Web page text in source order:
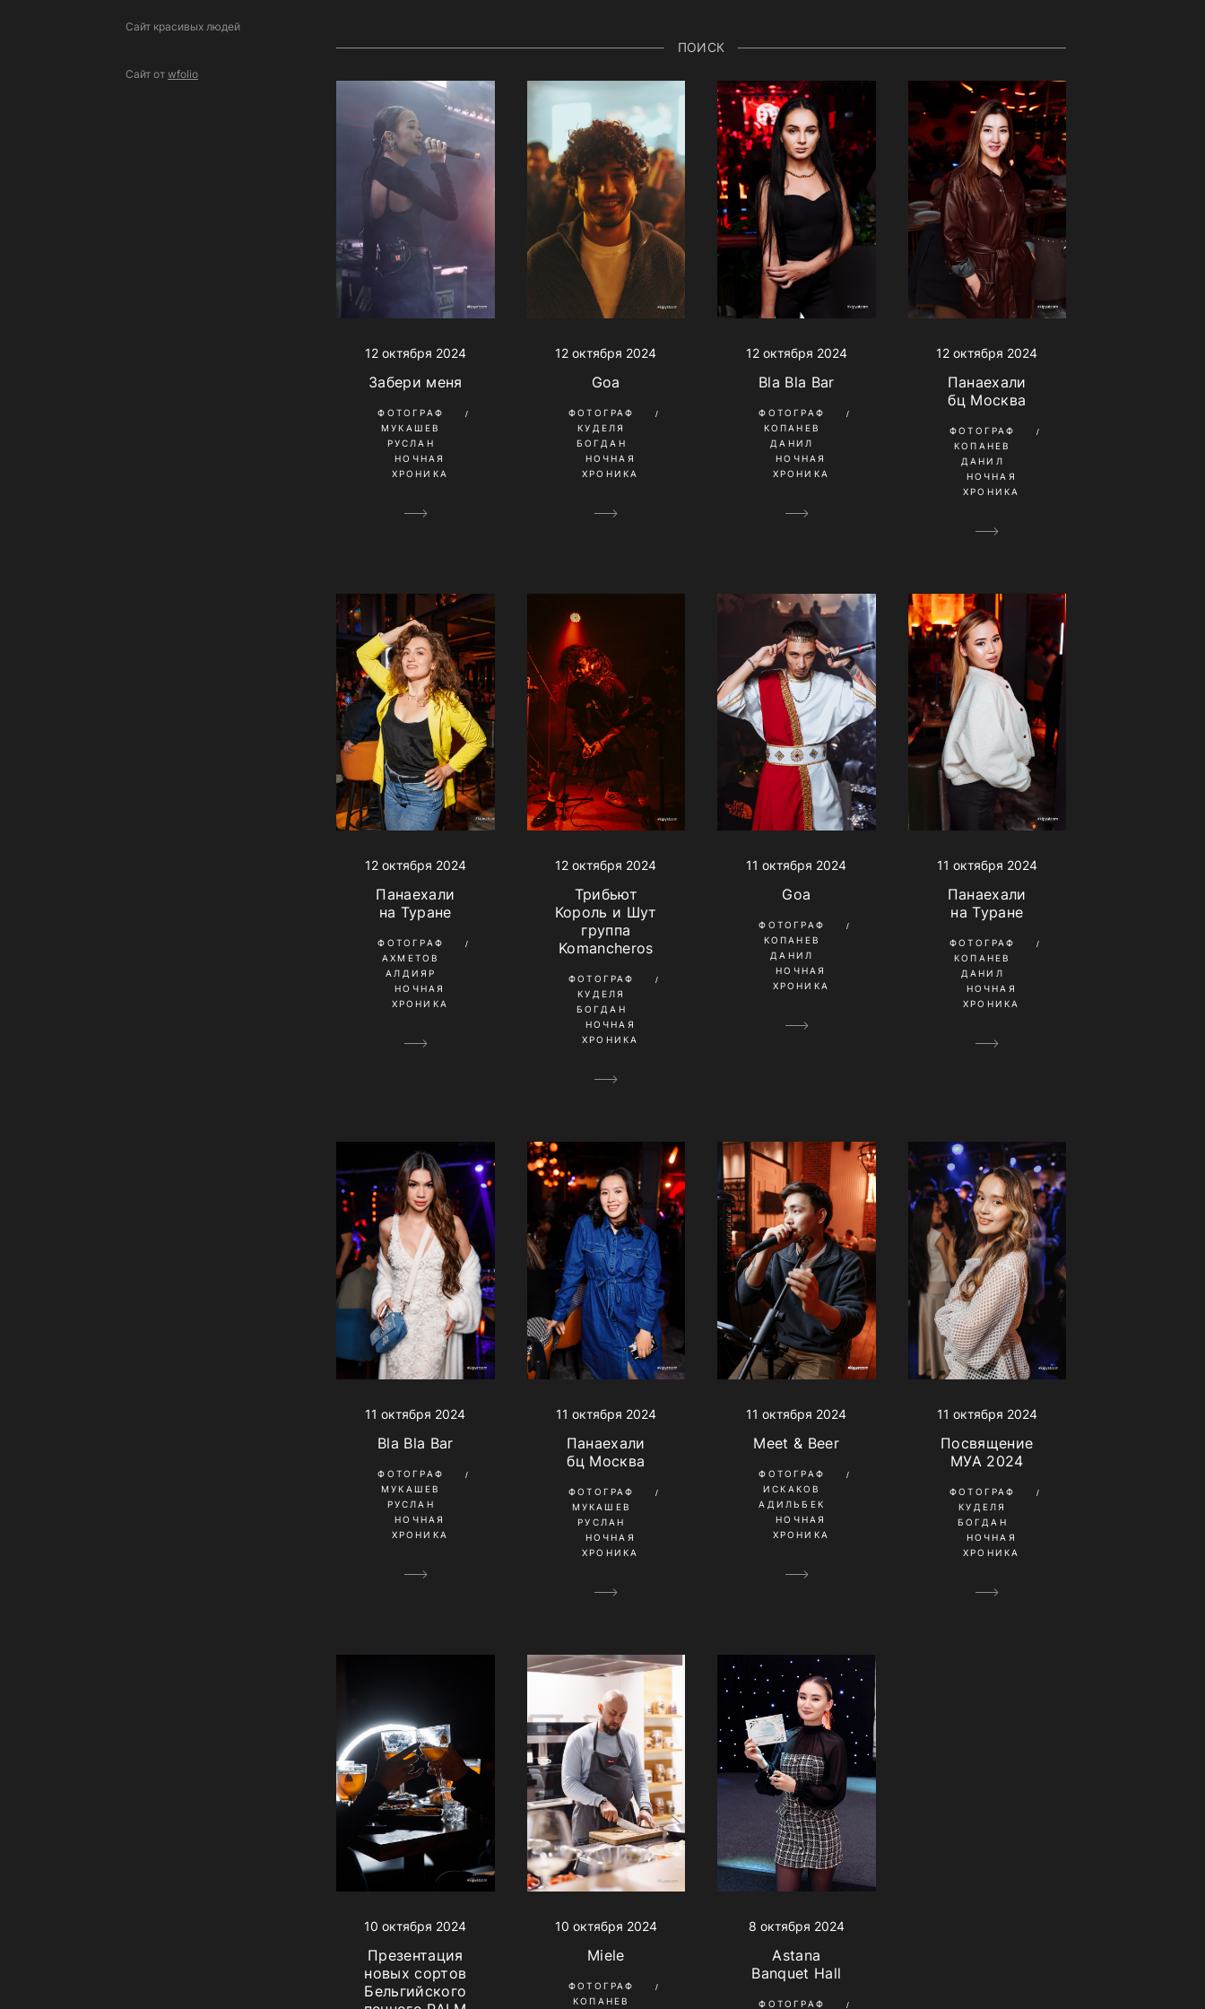
Сайт красивых людей
Сайт от wfolio
ПОИСК
12 октября 2024
Забери меня
ФОТОГРАФ
МУКАШЕВ
РУСЛАН
НОЧНАЯ
ХРОНИКА
12 октября 2024
Goa
ФОТОГРАФ
КУДЕЛЯ
БОГДАН
НОЧНАЯ
ХРОНИКА
12 октября 2024
Bla Bla Bar
ФОТОГРАФ
КОПАНЕВ
ДАНИЛ
НОЧНАЯ
ХРОНИКА
12 октября 2024
Панаехали
бц Москва
ФОТОГРАФ
КОПАНЕВ
ДАНИЛ
НОЧНАЯ
ХРОНИКА
12 октября 2024
Панаехали
на Туране
ФОТОГРАФ
АХМЕТОВ
АЛДИЯР
НОЧНАЯ
ХРОНИКА
12 октября 2024
Трибьют
Король и Шут
группа
Komancheros
ФОТОГРАФ
КУДЕЛЯ
БОГДАН
НОЧНАЯ
ХРОНИКА
11 октября 2024
Goa
ФОТОГРАФ
КОПАНЕВ
ДАНИЛ
НОЧНАЯ
ХРОНИКА
11 октября 2024
Панаехали
на Туране
ФОТОГРАФ
КОПАНЕВ
ДАНИЛ
НОЧНАЯ
ХРОНИКА
11 октября 2024
Bla Bla Bar
ФОТОГРАФ
МУКАШЕВ
РУСЛАН
НОЧНАЯ
ХРОНИКА
11 октября 2024
Панаехали
бц Москва
ФОТОГРАФ
МУКАШЕВ
РУСЛАН
НОЧНАЯ
ХРОНИКА
11 октября 2024
Meet & Beer
ФОТОГРАФ
ИСКАКОВ
АДИЛЬБЕК
НОЧНАЯ
ХРОНИКА
11 октября 2024
Посвящение
МУА 2024
ФОТОГРАФ
КУДЕЛЯ
БОГДАН
НОЧНАЯ
ХРОНИКА
10 октября 2024
Презентация
новых сортов
Бельгийского
10 октября 2024
Miele
ФОТОГРАФ
КОПАНЕВ
8 октября 2024
Astana
Banquet Hall
ФОТОГРАФ